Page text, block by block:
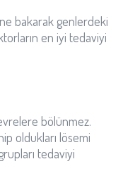
bakarak genlerdeki
en iyi tedaviyi
bölünmez.
oldukları lösemi
tedaviyi